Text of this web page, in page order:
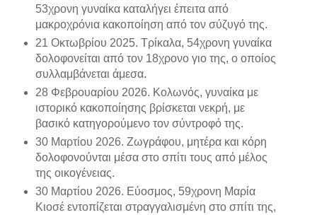
53χρονη γυναίκα καταλήγει έπειτα από
μακροχρόνια κακοποίηση από τον σύζυγό της.
21 Οκτωβρίου 2025. Τρίκαλα, 54χρονη γυναίκα
δολοφονείται από τον 18χρονο γιο της, ο οποίος
συλλαμβάνεται άμεσα.
28 Φεβρουαρίου 2026. Κολωνός, γυναίκα με
ιστορικό κακοποίησης βρίσκεται νεκρή, με
βασικό κατηγορούμενο τον σύντροφό της.
30 Μαρτίου 2026. Ζωγράφου, μητέρα και κόρη
δολοφονούνται μέσα στο σπίτι τους από μέλος
της οικογένειας.
30 Μαρτίου 2026. Εύοσμος, 59χρονη Μαρία
Κιοσέ εντοπίζεται στραγγαλισμένη στο σπίτι της,